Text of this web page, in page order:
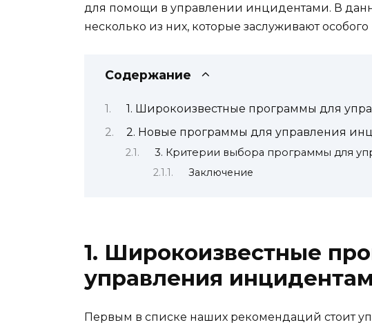
для помощи в управлении инцидентами. В
несколько из них, которые заслуживают
Содержание
1. Широкоизвестные программы для
2. Новые программы для управления
3. Критерии выбора программы для
Заключение
1. Широкоизвестные
управления
Первым в списке наших рекомендаций стоит